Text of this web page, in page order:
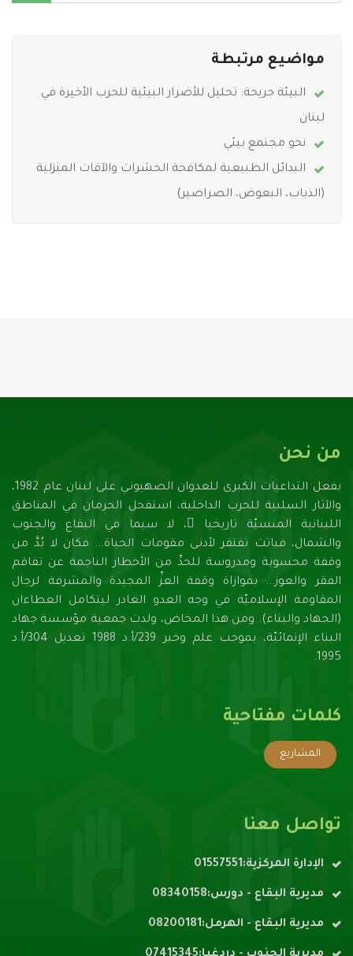
مواضيع مرتبطة
البيئة جريحة: تحليل للأضرار البيئية للحرب الأخيرة في
لبنان
نحو مجتمع بيئي
البدائل الطبيعية لمكافحة الحشرات والآفات المنزلية
(الذباب، البعوض، الصراصير)
من نحن
بفعل التداعيات الكبرى للعدوان الصهيونـي على لبنان عام 1982،
والآثار السلبية للحرب الداخلية، استفحل الحرمان في المناطق
اللبنانية المنسيّة تاريخيا ً، لا سيما في البقاع والجنوب
والشمال، فباتت تفتقر لأدنـى مقومات الحياة... فكان لا بُدَّ من
وقفة محسوبة ومدروسة للحدِّ من الأخطار الناجمة عن تفاقم
الفقر والعوز... بموازاة وقفة العزِّ المجيدة والمشرفة لرجال
المقاومة الإسلاميّة في وجه العدو الغادر ليتكامل العطاءان
(الجهاد والبناء). ومن هذا المخاض، ولدت جمعية مؤسسة جهاد
البناء الإنمائيّة، بموجب علم وخبر 239/أ.د 1988 تعديل 304/أ.د
1995.
كلمات مفتاحية
المشاريع
تواصل معنا
الإدارة المركزية:01557551
مديرية البقاع - دورس:08340158
مديرية البقاع - الهرمل:08200181